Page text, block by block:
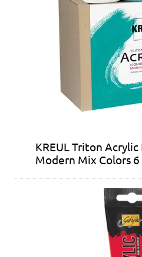
KREUL Triton
Modern Mix Colors